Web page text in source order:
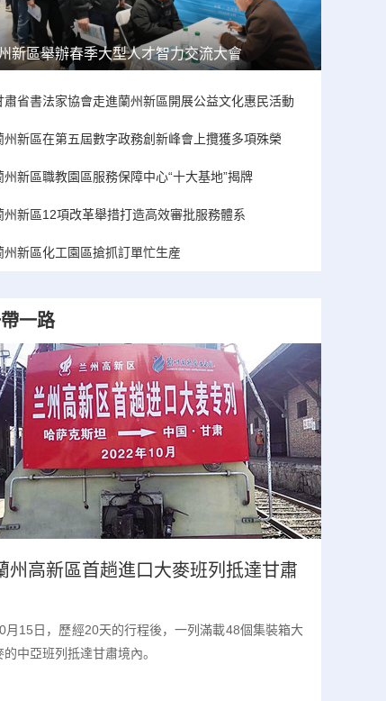
新區舉辦春季大型人才智力交流大會
肅省書法家協會走進蘭州新區開展公益文化惠民活動
州新區在第五屆數字政務創新峰會上攬獲多項殊榮
州新區職教園區服務保障中心“十大基地”揭牌
州新區12項改革舉措打造高效審批服務體系
州新區化工園區搶抓訂單忙生産
一路
國家治理與可持續發展”中國—中亞論
家治理與可持續發展”中國—中亞論壇（2026）在蘭
大學舉行。中外學者圍繞國家治理現代化、高品質共